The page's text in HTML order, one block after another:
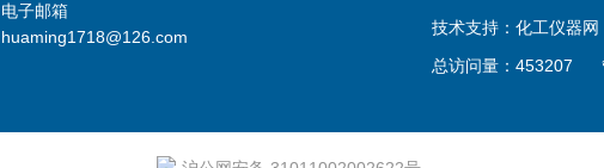
电子邮箱
huaming1718@126.com
技术支持： 化工仪器网
总访问量：453207